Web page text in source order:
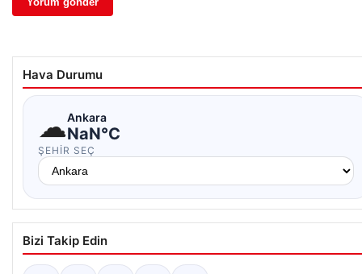
Hava Durumu
☁Ankara
NaN°C
ŞEHIR SEÇ
Bizi Takip Edin